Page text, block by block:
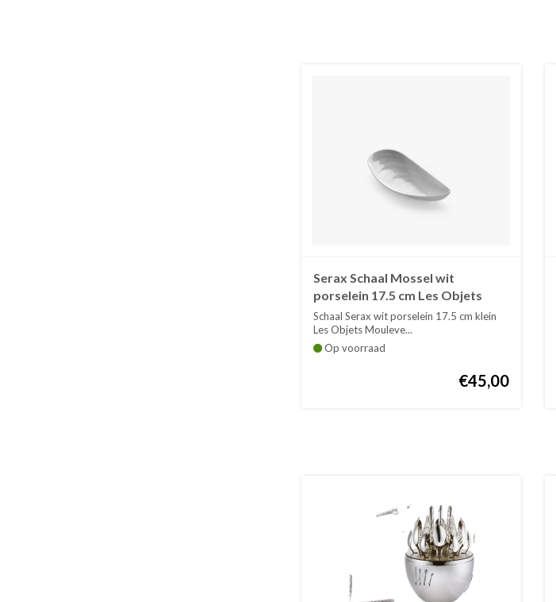
Serax Schaal Mossel wit
porselein 17.5 cm Les Objets
Mouleversants - Wouters &
Hendrix
Schaal Serax wit porselein 17.5 cm klein
Les Objets Mouleve...
Op voorraad
€45,00